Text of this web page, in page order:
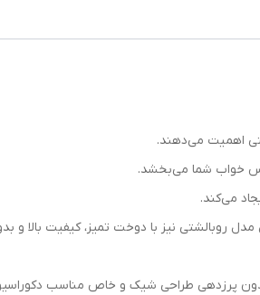
اهمیت می‌دهند.
خواب شما می‌بخشد.
می‌کند.
روبالشتی نیز با دوخت تمیز، کیفیت بالا و
بدون پرزدهی طراحی شیک و خاص مناسب